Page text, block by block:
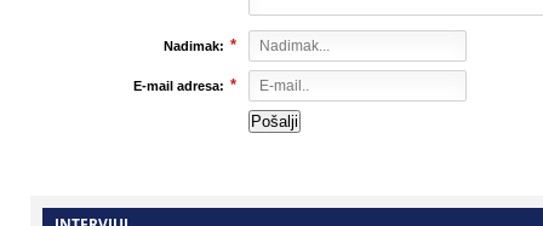
Nadimak: *
E-mail adresa: *